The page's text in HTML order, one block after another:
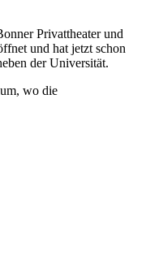
Privattheater und
und hat jetzt schon
der Universität.
wo die